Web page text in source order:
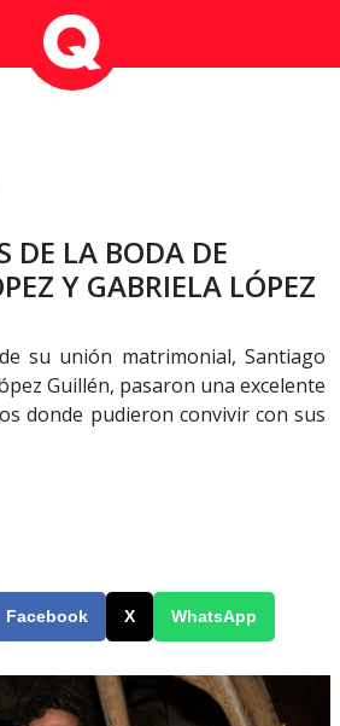
DE LA BODA DE
Y GABRIELA LÓPEZ
su unión matrimonial, Santiago
Guillén, pasaron una excelente
donde pudieron convivir con sus
Facebook X WhatsApp